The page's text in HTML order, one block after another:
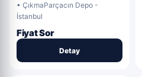
• ÇıkmaParçacın Depo -
İstanbul
Fiyat Sor
Detay